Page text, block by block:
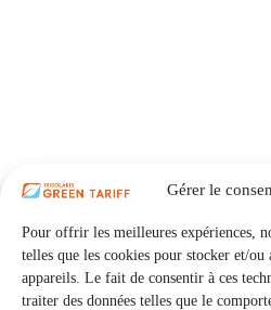
Gérer le
Pour offrir les meilleures expériences,
telles que les cookies pour stocker et/
appareils. Le fait de consentir à ces
traiter des données telles que le